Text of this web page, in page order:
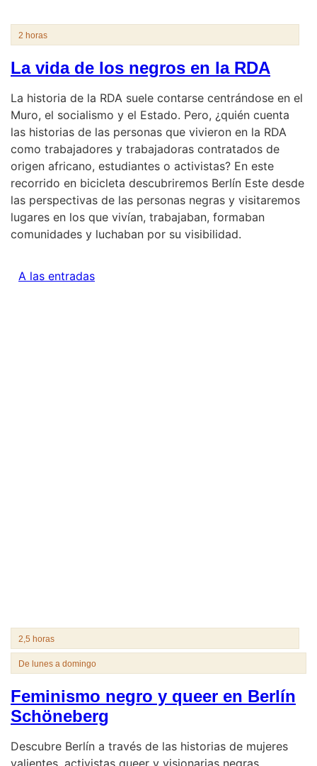
2 horas
La vida de los negros en la RDA
La historia de la RDA suele contarse centrándose en el
Muro, el socialismo y el Estado. Pero, ¿quién cuenta
las historias de las personas que vivieron en la RDA
como trabajadores y trabajadoras contratados de
origen africano, estudiantes o activistas? En este
recorrido en bicicleta descubriremos Berlín Este desde
las perspectivas de las personas negras y visitaremos
lugares en los que vivían, trabajaban, formaban
comunidades y luchaban por su visibilidad.
A las entradas
2,5 horas
De lunes a domingo
Feminismo negro y queer en Berlín
Schöneberg
Descubre Berlín a través de las historias de mujeres
valientes, activistas queer y visionarias negras.